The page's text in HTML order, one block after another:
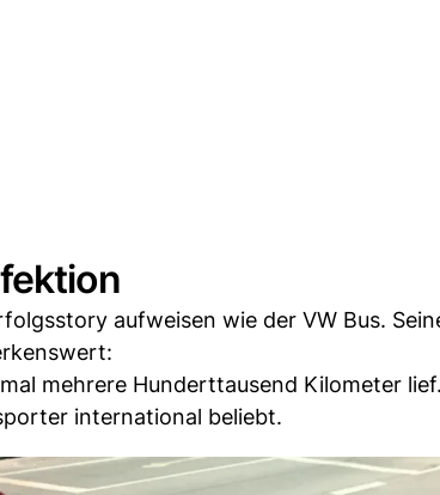
aufweisen wie der VW Bus.
mehrere Hunderttausend Kilometer
international beliebt.